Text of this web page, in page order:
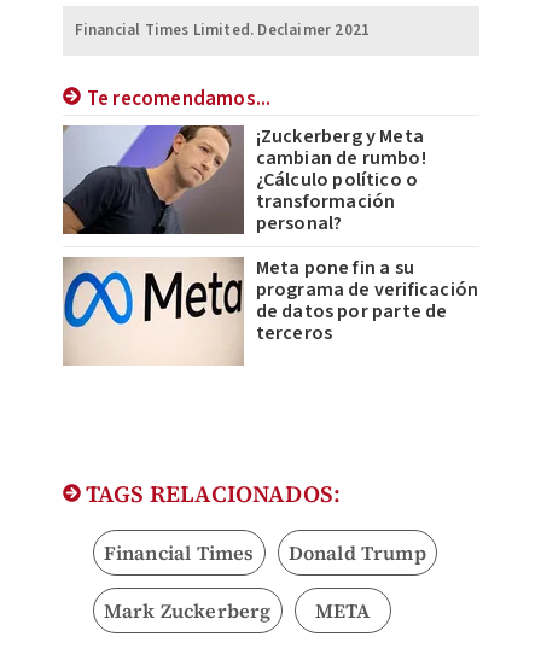
Financial Times Limited. Declaimer 2021
Te recomendamos...
¡Zuckerberg y Meta
cambian de rumbo!
¿Cálculo político o
transformación
personal?
Meta pone fin a su
programa de verificación
de datos por parte de
terceros
TAGS RELACIONADOS:
Financial Times Donald Trump
Mark Zuckerberg META